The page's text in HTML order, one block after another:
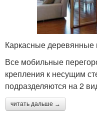
Каркасные деревянные
Все мобильные
крепления к несущим
подразделяются на 2
читать дальше →